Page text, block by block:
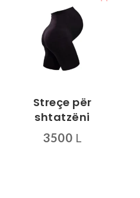
Streçe për
shtatzëni
3500 L